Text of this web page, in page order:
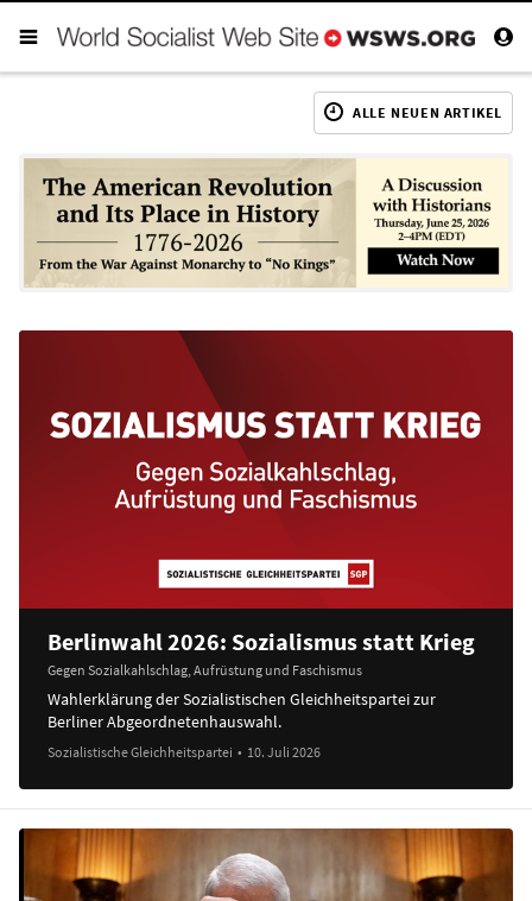
ALLE NEUEN ARTIKEL
Berlinwahl 2026: Sozialismus statt Krieg
Gegen Sozialkahlschlag, Aufrüstung und Faschismus
Wahlerklärung der Sozialistischen Gleichheitspartei zur
Berliner Abgeordnetenhauswahl.
Sozialistische Gleichheitspartei • 10. Juli 2026